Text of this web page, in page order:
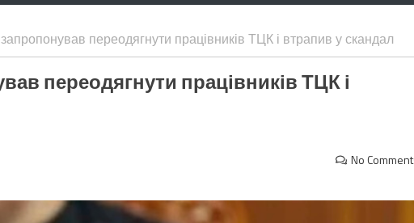
переодягнути працівників ТЦК і втрапив у скандал
переодягнути працівників ТЦК і
No